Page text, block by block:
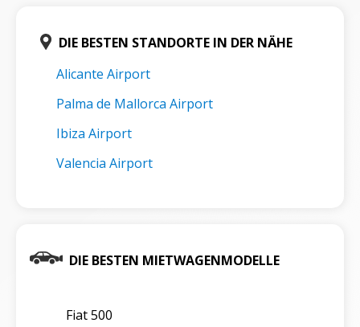
DIE BESTEN STANDORTE IN DER NÄHE
Alicante Airport
Palma de Mallorca Airport
Ibiza Airport
Valencia Airport
DIE BESTEN MIETWAGENMODELLE
Fiat 500